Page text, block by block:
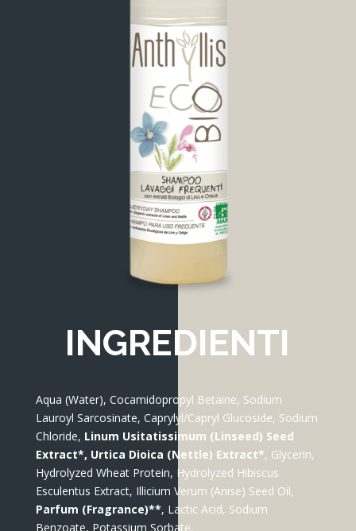
INGREDIENTI
Aqua (Water), Cocamidopropyl Betaine, Sodium
Lauroyl Sarcosinate, Caprylyl/Capryl Glucoside, Sodium
Chloride, Linum Usitatissimum (Linseed) Seed
Extract*, Urtica Dioica (Nettle) Extract*, Glycerin,
Hydrolyzed Wheat Protein, Hydrolyzed Hibiscus
Esculentus Extract, Illicium Verum (Anise) Seed Oil,
Parfum (Fragrance)**, Lactic Acid, Sodium
Benzoate, Potassium Sorbate.